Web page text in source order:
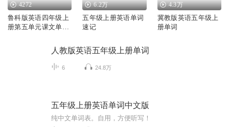
4272
鲁科版英语四年级上
册第五单元课文单词
6.2万
五年级上册英语单词
速记
4.3万
冀教版英语五年级上
册单词
人教版英语五年级上册单词
6 24.8万
五年级上册英语单词中文版
纯中文单词表。自用，方便听写！